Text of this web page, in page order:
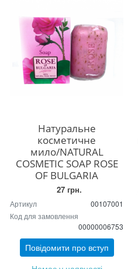
Натуральне
косметичне
мило/NATURAL
COSMETIC SOAP ROSE
OF BULGARIA
27 грн.
Артикул
00107001
Код для замовлення
00000006753
Повідомити про вступ